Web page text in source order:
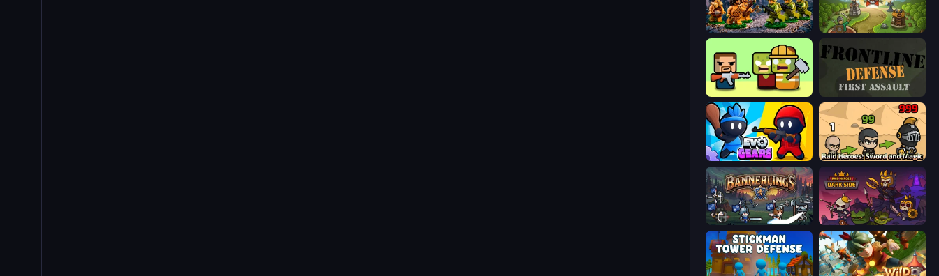
Age of Heroes Tower Defense Clash
Zombie Horde: Build & Survive Frontline Defense
Evo Gears Raid Heroes: Sword and Magic
Bannerlings Raid Heroes: Dark Side